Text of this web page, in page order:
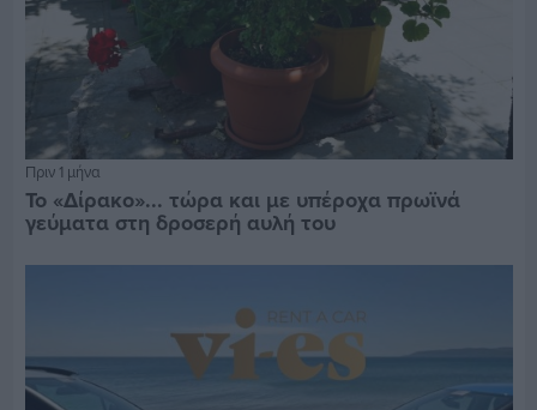
Πριν 1 μήνα
Το «Δίρακο»... τώρα και με υπέροχα πρωϊνά
γεύματα στη δροσερή αυλή του